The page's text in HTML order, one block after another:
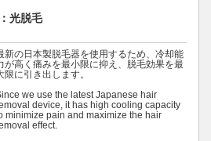
光脱毛
新の日本製脱毛器を使用するため、冷却能
が高く痛みを最小限に抑え、脱毛効果を最
限に引き出します。
we use the latest Japanese hair
device, it has high cooling capacity
minimize pain and maximize the hair
effect.